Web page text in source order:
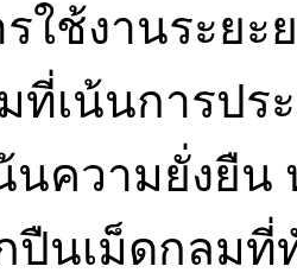
ใช้งานระยะ
ที่เน้นการปร
นความยั่งยืน
ปืนเม็ดกลม